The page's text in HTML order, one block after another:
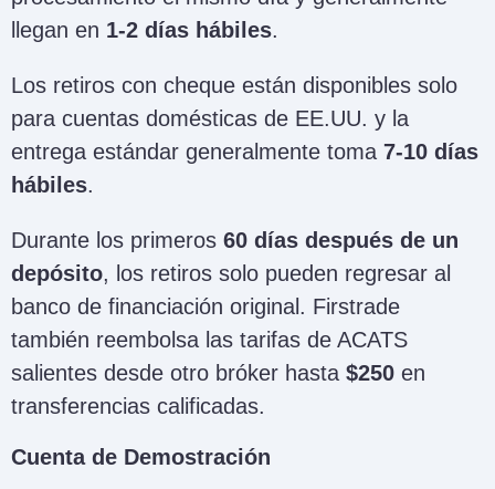
llegan en 1-2 días hábiles.
Los retiros con cheque están disponibles solo
para cuentas domésticas de EE.UU. y la
entrega estándar generalmente toma 7-10 días
hábiles.
Durante los primeros 60 días después de un
depósito, los retiros solo pueden regresar al
banco de financiación original. Firstrade
también reembolsa las tarifas de ACATS
salientes desde otro bróker hasta $250 en
transferencias calificadas.
Cuenta de Demostración